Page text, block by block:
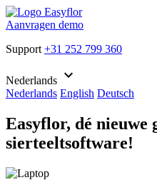
Aanvragen demo
Support +31 252 799 360
Nederlands keyboard_arrow_down
Nederlands English Deutsch
Easyflor, dé nieuwe
sierteeltsoftware!